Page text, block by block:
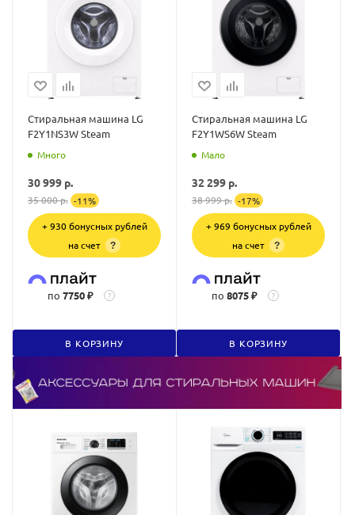
Стиральная машина LG
F2Y1NS3W Steam
Много
30 999 р.
35 000р. -11%
+ 930 бонусных рублей
на счет
?
по 7750 ₽ ?
В КОРЗИНУ
Стиральная машина LG
F2Y1WS6W Steam
Мало
32 299 р.
38 999р. -17%
+ 969 бонусных рублей
на счет
?
по 8075 ₽ ?
В КОРЗИНУ